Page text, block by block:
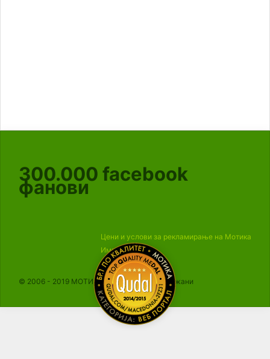
300.000 facebook
фанови
Цени и услови за рекламирање на Мотика
Импресум
© 2006 - 2019 МОТИКА, Сите права се задржани